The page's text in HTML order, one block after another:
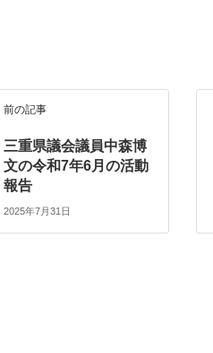
前の記事
三重県議会議員中森博
文の令和7年6月の活動
報告
2025年7月31日